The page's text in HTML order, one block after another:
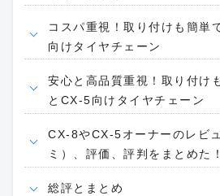
コスパ重視！取り付けも簡単
向けタイヤチェーン
安心と高品質重視！取り付け
とCX-5向けタイヤチェーン
CX-8やCX-5オーナーのレビ
ミ）、評価、評判をまとめた！
総評とまとめ